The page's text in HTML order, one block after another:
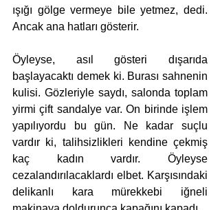
ışığı gölge vermeye bile yetmez, dedi.
Ancak ana hatları gösterir.
Öyleyse, asıl gösteri dışarıda
başlayacaktı demek ki. Burası sahnenin
kulisi. Gözleriyle saydı, salonda toplam
yirmi çift sandalye var. On birinde işlem
yapılıyordu bu gün. Ne kadar suçlu
vardır ki, talihsizlikleri kendine çekmiş
kaç kadın vardır. Öyleyse
cezalandırılacaklardı elbet. Karşısındaki
delikanlı kara mürekkebi iğneli